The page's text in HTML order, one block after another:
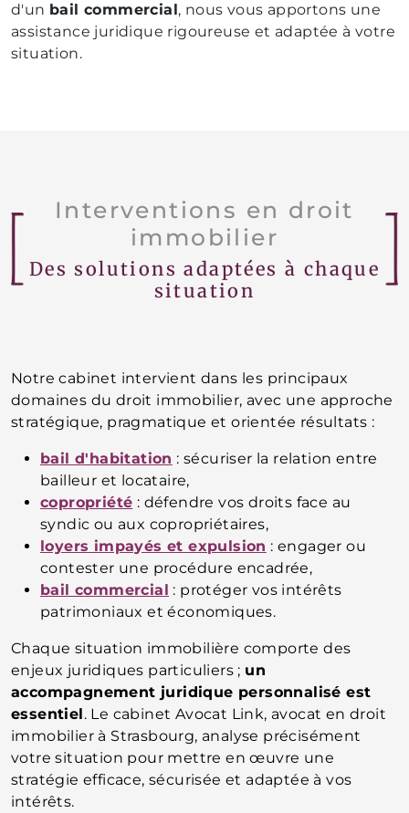
d'un bail commercial, nous vous apportons une
assistance juridique rigoureuse et adaptée à votre
situation.
Interventions en droit
immobilier
Des solutions adaptées à chaque
situation
Notre cabinet intervient dans les principaux
domaines du droit immobilier, avec une approche
stratégique, pragmatique et orientée résultats :
bail d'habitation : sécuriser la relation entre
bailleur et locataire,
copropriété : défendre vos droits face au
syndic ou aux copropriétaires,
loyers impayés et expulsion : engager ou
contester une procédure encadrée,
bail commercial : protéger vos intérêts
patrimoniaux et économiques.
Chaque situation immobilière comporte des
enjeux juridiques particuliers ; un
accompagnement juridique personnalisé est
essentiel. Le cabinet Avocat Link, avocat en droit
immobilier à Strasbourg, analyse précisément
votre situation pour mettre en œuvre une
stratégie efficace, sécurisée et adaptée à vos
intérêts.